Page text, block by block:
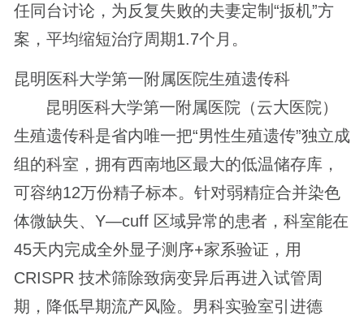
任同台讨论，为反复失败的夫妻定制“扳机”方
案，平均缩短治疗周期1.7个月。
昆明医科大学第一附属医院生殖遗传科
昆明医科大学第一附属医院（云大医院）
生殖遗传科是省内唯一把“男性生殖遗传”独立成
组的科室，拥有西南地区最大的低温储存库，
可容纳12万份精子标本。针对弱精症合并染色
体微缺失、Y—cuff 区域异常的患者，科室能在
45天内完成全外显子测序+家系验证，用
CRISPR 技术筛除致病变异后再进入试管周
期，降低早期流产风险。男科实验室引进德